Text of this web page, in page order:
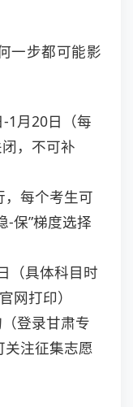
一步都可能影
1月20日（每
，不可补
，每个考生可
-保”梯度选择
（具体科目时
网打印）
登录甘肃专
注征集志愿